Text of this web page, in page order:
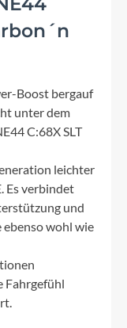
Boost bergauf
unter dem
C:68X SLT
leichter
Es verbindet
und
wohl wie
Fahrgefühl